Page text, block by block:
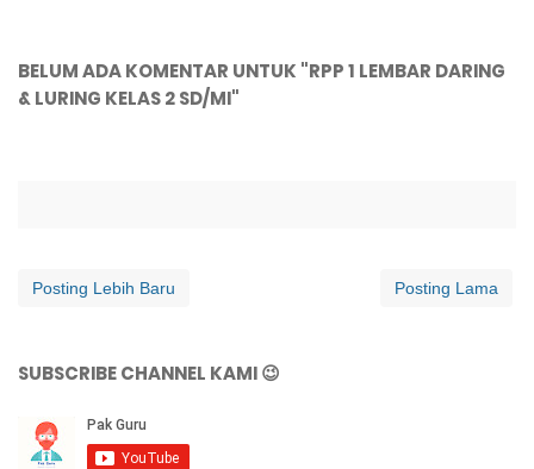
BELUM ADA KOMENTAR UNTUK "RPP 1 LEMBAR DARING
& LURING KELAS 2 SD/MI"
Posting Lebih Baru Posting Lama
SUBSCRIBE CHANNEL KAMI 😉